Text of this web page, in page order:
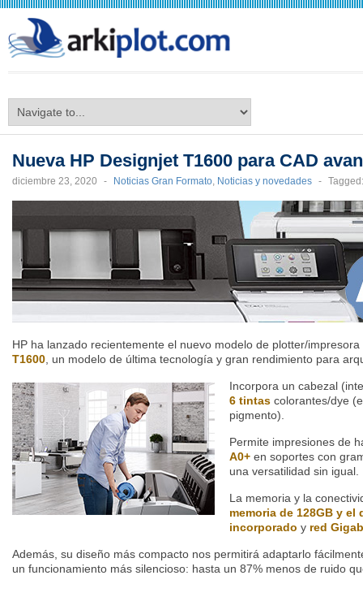
Nueva HP Designjet T1600 para CAD
diciembre 23, 2020 - Noticias Gran Formato, Noticias y novedades -
HP ha lanzado recientemente el nuevo modelo de plotter/
T1600 , un modelo de última tecnología y gran rendimiento para
Incorpora un cabezal
6 tintascolorantes/dye
pigmento).
Permite impresiones de
A0+ en soportes con
una versatilidad sin igual.
La memoria y la
memoria de 128GB y el
incorporado y red
Además, su diseño más compacto nos permitirá adaptarlo
un funcionamiento más silencioso: hasta un 87% menos de ruido